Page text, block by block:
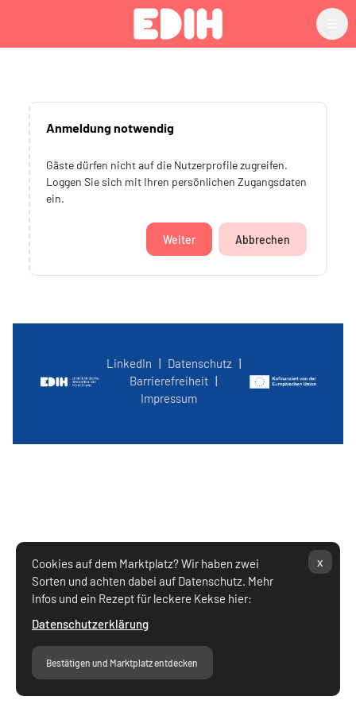
Cookies auf dem Marktplatz? Wir haben zwei
Sorten und achten dabei auf Datenschutz. Mehr
Infos und ein Rezept für leckere Kekse hier:
Datenschutzerklärung
Bestätigen und Marktplatz entdecken
x
Anmeldung notwendig
Gäste dürfen nicht auf die Nutzerprofile zugreifen.
Loggen Sie sich mit Ihren persönlichen Zugangsdaten
ein.
Abbrechen
Weiter
LinkedIn | Datenschutz |
Barrierefreiheit |
Impressum